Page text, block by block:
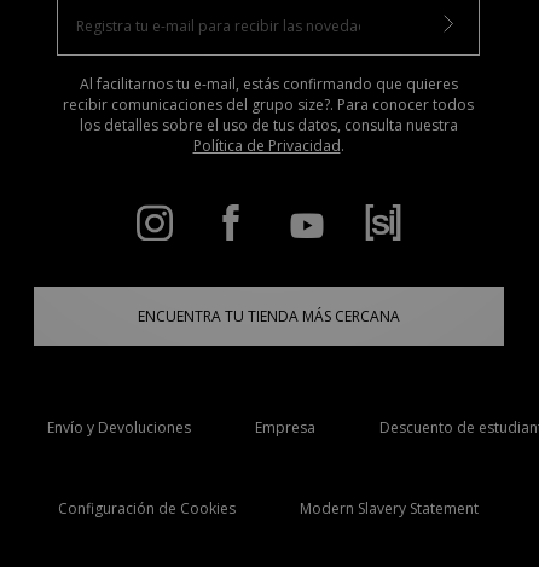
Al facilitarnos tu e-mail, estás confirmando que quieres
recibir comunicaciones del grupo size?. Para conocer todos
los detalles sobre el uso de tus datos, consulta nuestra
Política de Privacidad.
ENCUENTRA TU TIENDA MÁS CERCANA
Envío y Devoluciones Empresa Descuento de
Configuración de Cookies Modern Slavery Statement